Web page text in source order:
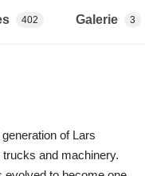
402 Galerie 3
of Lars
and machinery.